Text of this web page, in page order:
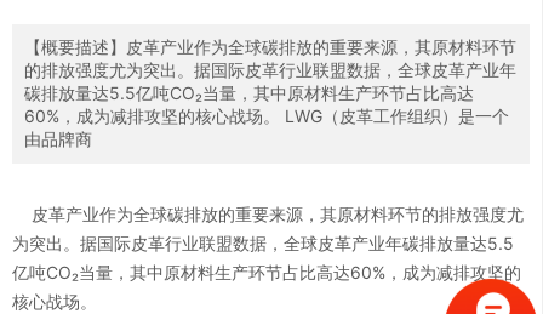
【概要描述】
皮革产业作为全球碳排放的重要来源，其原材料环节
的排放强度尤为突出。据国际皮革行业联盟数据，全球皮革产业年
碳排放量达5.5亿吨CO₂当量，其中原材料生产环节占比高达
60%，成为减排攻坚的核心战场。 LWG（皮革工作组织）是一个
由品牌商
皮革产业作为全球碳排放的重要来源，其原材料环节的排放强度尤
为突出。据国际皮革行业联盟数据，全球皮革产业年碳排放量达5.5
亿吨CO₂当量，其中原材料生产环节占比高达60%，成为减排攻坚的
核心战场。
0
1
2
0
1
2
3